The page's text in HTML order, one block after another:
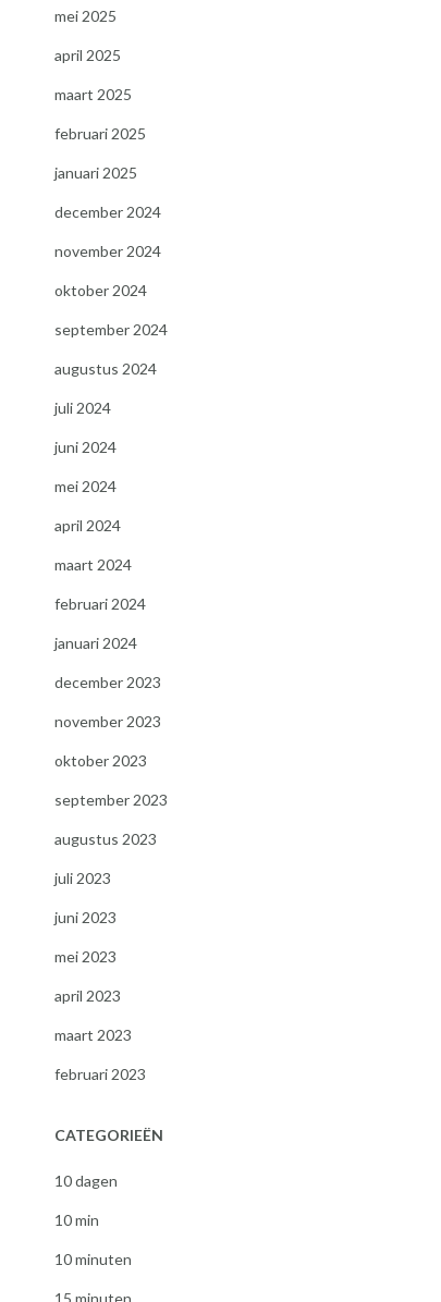
mei 2025
april 2025
maart 2025
februari 2025
januari 2025
december 2024
november 2024
oktober 2024
september 2024
augustus 2024
juli 2024
juni 2024
mei 2024
april 2024
maart 2024
februari 2024
januari 2024
december 2023
november 2023
oktober 2023
september 2023
augustus 2023
juli 2023
juni 2023
mei 2023
april 2023
maart 2023
februari 2023
CATEGORIEËN
10 dagen
10 min
10 minuten
15 minuten